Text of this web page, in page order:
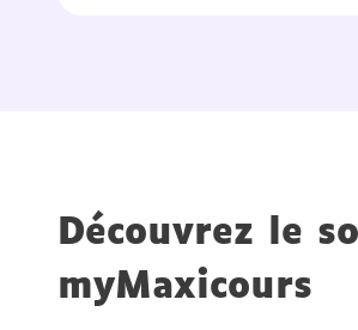
Découvrez le
myMaxicours